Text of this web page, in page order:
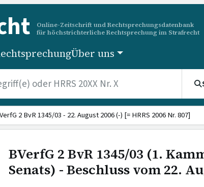
Online-Zeitschrift und Rechtsprechungsdatenbank
für höchstrichterliche Rechtsprechung im Strafrecht
Über uns
2 BvR 1345/03 - 22. August 2006 (-) [= HRRS 2006 Nr. 807]
BVerfG 2 BvR 1345/03 (1.
Senats) - Beschluss vom 22.